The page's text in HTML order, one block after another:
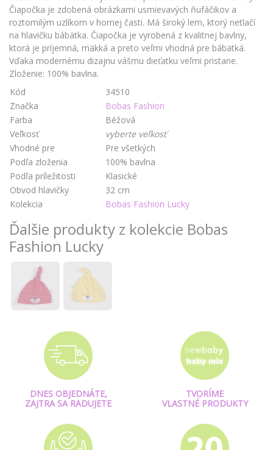
Čiapočka je zdobená obrázkami usmievavých ňufáčikov a
roztomilým uzlíkom v hornej časti. Má široký lem, ktorý netlačí
na hlavičku bábätka. Čiapočka je vyrobená z kvalitnej bavlny,
ktorá je príjemná, mäkká a preto veľmi vhodná pre bábätká.
Vďaka modernému dizajnu vášmu dieťatku veľmi pristane.
Zloženie: 100% bavlna.
Kód
34510
Značka
Bobas Fashion
Farba
Béžová
Veľkosť
vyberte veľkosť
Vhodné pre
Pre všetkých
Podľa zloženia
100% bavlna
Podľa príležitosti
Klasické
Obvod hlavičky
32 cm
Kolekcia
Bobas Fashion Lucky
Ďalšie produkty z kolekcie Bobas
Fashion Lucky
DNES OBJEDNÁTE,
ZAJTRA SA RADUJETE
TVORÍME
VLASTNÉ PRODUKTY